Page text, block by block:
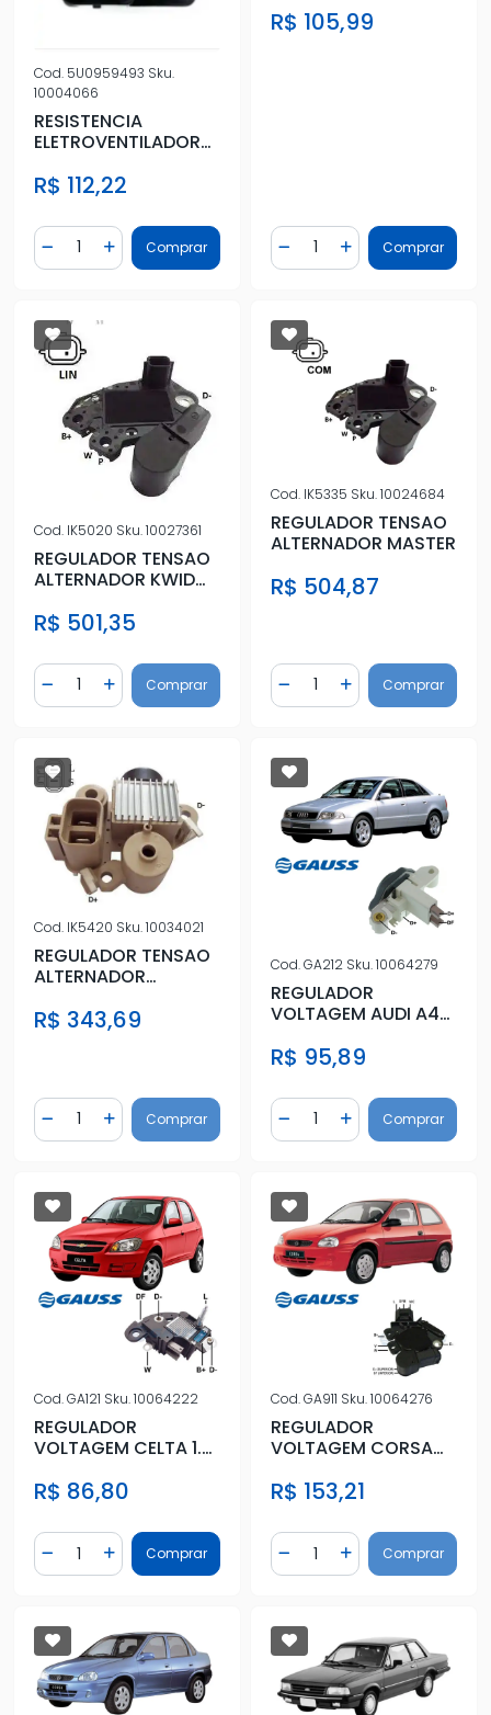
Cod. 5U0959493 Sku.
10004066
RESISTENCIA
ELETROVENTILADOR
R$ 112,22
Diminuir Quantidade
Quantidade
Adicionar Quantidade
Comprar
2014 A 2021
R$ 105,99
Diminuir Quantidade
Quantidade
AdicionarComprar
Cod. IK5020 Sku.10027361
REGULADOR TENSAO
ALTERNADOR KWID
R$ 501,35
Diminuir Quantidade
Quantidade
Adicionar Quantidade
Comprar
Cod. IK5335 Sku.10024684
REGULADOR TENSAO
ALTERNADOR MASTER
R$ 504,87
Diminuir Quantidade
Quantidade
AdicionarComprar
Cod. IK5420 Sku.10034021
REGULADOR TENSAO
ALTERNADOR
R$ 343,69
Diminuir Quantidade
Quantidade
Adicionar Quantidade
Comprar
Cod.GA212 Sku.10064279
REGULADOR
VOLTAGEM AUDI A4
R$ 95,89
Diminuir Quantidade
Quantidade
AdicionarComprar
Cod.GA121 Sku.10064222
REGULADOR
VOLTAGEM CELTA 1.0
R$ 86,80
Diminuir Quantidade
Quantidade
Adicionar Quantidade
Comprar
Cod.GA911 Sku.10064276
REGULADOR
VOLTAGEM CORSA
R$ 153,21
Diminuir Quantidade
Quantidade
AdicionarComprar